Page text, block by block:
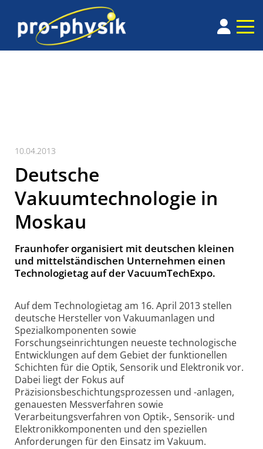
10.04.2013
Deutsche
Vakuumtechnologie in
Moskau
Fraunhofer organisiert mit deutschen kleinen
und mittelständischen Unternehmen einen
Technologietag auf der VacuumTechExpo.
Auf dem Technologietag am 16. April 2013 stellen
deutsche Hersteller von Vakuumanlagen und
Spezialkomponenten sowie
Forschungseinrichtungen neueste technologische
Entwicklungen auf dem Gebiet der funktionellen
Schichten für die Optik, Sensorik und Elektronik vor.
Dabei liegt der Fokus auf
Präzisionsbeschichtungsprozessen und -anlagen,
genauesten Messverfahren sowie
Verarbeitungsverfahren von Optik-, Sensorik- und
Elektronikkomponenten und den speziellen
Anforderungen für den Einsatz im Vakuum.